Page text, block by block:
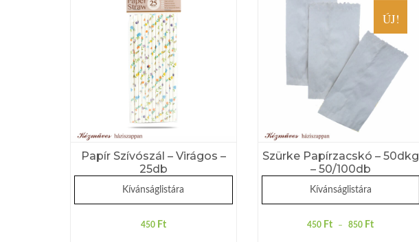
Papír Szívószál – Virágos –
25db
Kívánságlistára
450 Ft
ÚJ!
Szürke Papírzacskó – 50dkg
– 50/100db
Kívánságlistára
450 Ft – 850 Ft